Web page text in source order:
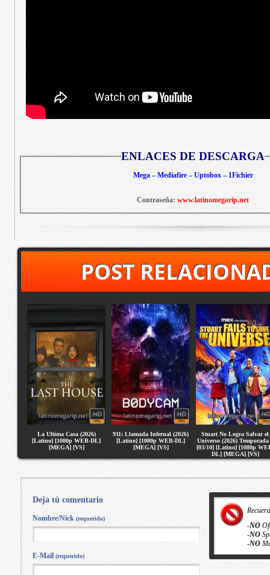
ENLACES DE DESCARGA
Mega – Mediafire – Uptobox – 1Fichier
Contraseña: www.latinomegarip.net
POST
La Ultima Casa (2026)
[Latino] [1080p WEB-DL]
[MEGA] [VS]
911: Llamada Infernal (2026)
[Latino] [1080p WEB-DL]
[MEGA] [VS]
Stuart No Logra Salvar el
Universo (2026) Temporada
[03/10] [Latino] [1080p
DL] [MEGA] [VS]
-NO
-NO
-NO
Deja tú comentario
Nombre/Nick (requerido)
E-Mail (requerido)